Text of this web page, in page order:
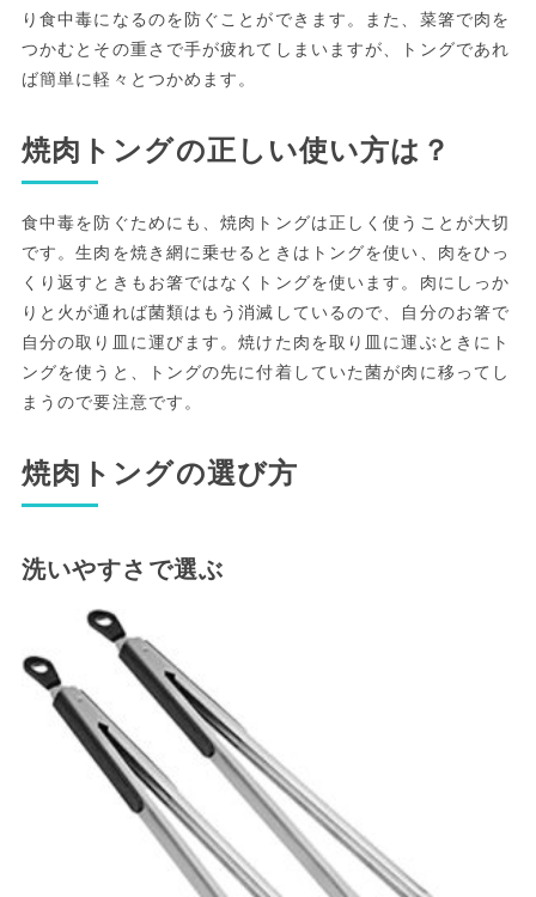
り食中毒になるのを防ぐことができます。また、菜箸で肉を
つかむとその重さで手が疲れてしまいますが、トングであれ
ば簡単に軽々とつかめます。
焼肉トングの正しい使い方は？
食中毒を防ぐためにも、焼肉トングは正しく使うことが大切
です。生肉を焼き網に乗せるときはトングを使い、肉をひっ
くり返すときもお箸ではなくトングを使います。肉にしっか
りと火が通れば菌類はもう消滅しているので、自分のお箸で
自分の取り皿に運びます。焼けた肉を取り皿に運ぶときにト
ングを使うと、トングの先に付着していた菌が肉に移ってし
まうので要注意です。
焼肉トングの選び方
洗いやすさで選ぶ